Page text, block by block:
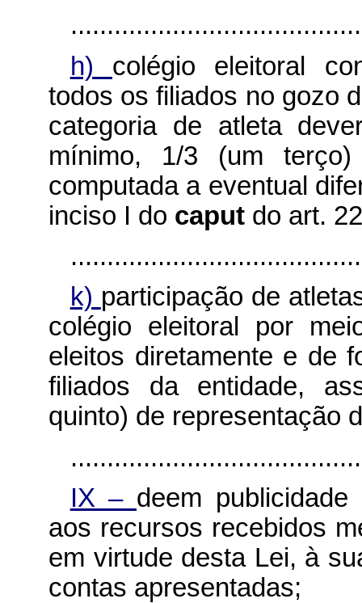
h) colégio eleitoral
todos os filiados no gozo
categoria de atleta
mínimo, 1/3 (um
computada a eventual
inciso I do caput do art.
k) participação de
colégio eleitoral por
eleitos diretamente e de
filiados da entidade,
quinto) de representação
IX – deem
aos recursos recebidos
em virtude desta Lei, à
contas apresentadas;